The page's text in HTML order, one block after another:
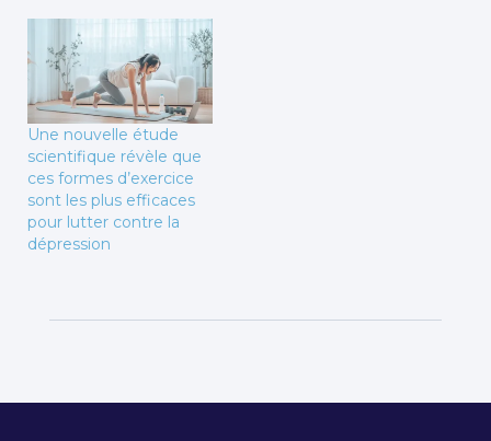
Une nouvelle étude
scientifique révèle que
ces formes d’exercice
sont les plus efficaces
pour lutter contre la
dépression